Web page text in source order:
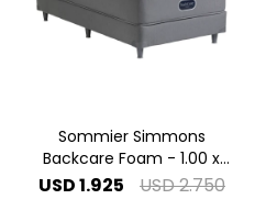
Sommier Simmons
Backcare Foam - 1.00 x
2.00 1 Plaza Especial
USD1.925 USD2.750